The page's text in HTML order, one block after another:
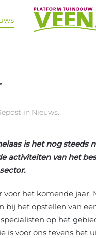
in Nieuws.
is het nog
activiteiten van het
het komende
het opstellen van
op het
is voor ons tevens